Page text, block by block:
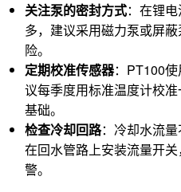
关注泵的密封方式：在锂
多，建议采用磁力泵或屏
险。
定期校准传感器：PT100
议每季度用标准温度计校
基础。
检查冷却回路：冷却水流
在回水管路上安装流量开
警。